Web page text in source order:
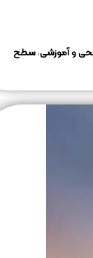
و آموزشی،سطح